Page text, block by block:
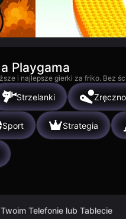
Playgama
i najlepsze gierki za friko. Bez
Strzelanki
Sport Strategia
Telefonie lub Tablecie